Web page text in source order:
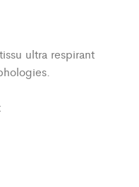
tissu ultra respirant